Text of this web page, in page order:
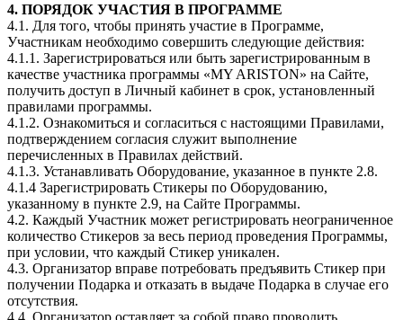
4. ПОРЯДОК УЧАСТИЯ В ПРОГРАММЕ
4.1. Для того, чтобы принять участие в Программе,
Участникам необходимо совершить следующие действия:
4.1.1. Зарегистрироваться или быть зарегистрированным в
качестве участника программы «MY ARISTON» на Сайте,
получить доступ в Личный кабинет в срок, установленный
правилами программы.
4.1.2. Ознакомиться и согласиться с настоящими Правилами,
подтверждением согласия служит выполнение
перечисленных в Правилах действий.
4.1.3. Устанавливать Оборудование, указанное в пункте 2.8.
4.1.4 Зарегистрировать Стикеры по Оборудованию,
указанному в пункте 2.9, на Сайте Программы.
4.2. Каждый Участник может регистрировать неограниченное
количество Стикеров за весь период проведения Программы,
при условии, что каждый Стикер уникален.
4.3. Организатор вправе потребовать предъявить Стикер при
получении Подарка и отказать в выдаче Подарка в случае его
отсутствия.
4.4. Организатор оставляет за собой право проводить